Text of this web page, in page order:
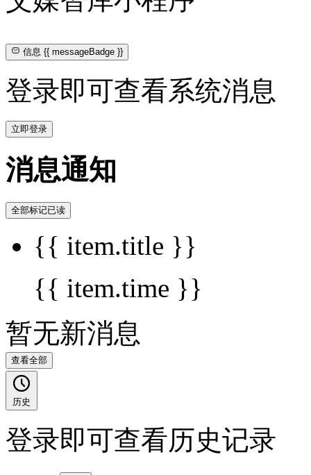
信息{{ messageBadge }}
登录即可查看系统消息
立即登录
消息通知
全部标记已读
{{ item.title }}
{{ item.time }}
暂无新消息
查看全部
历史
登录即可查看历史记录